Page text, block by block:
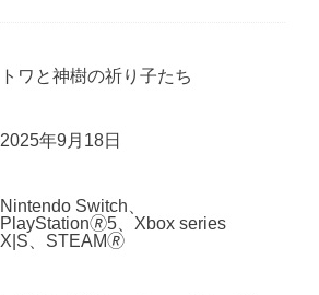
トワと神樹の祈り子たち
2025年9月18日
Nintendo Switch、
PlayStation🄬5、Xbox series
X|S、STEAM🄬